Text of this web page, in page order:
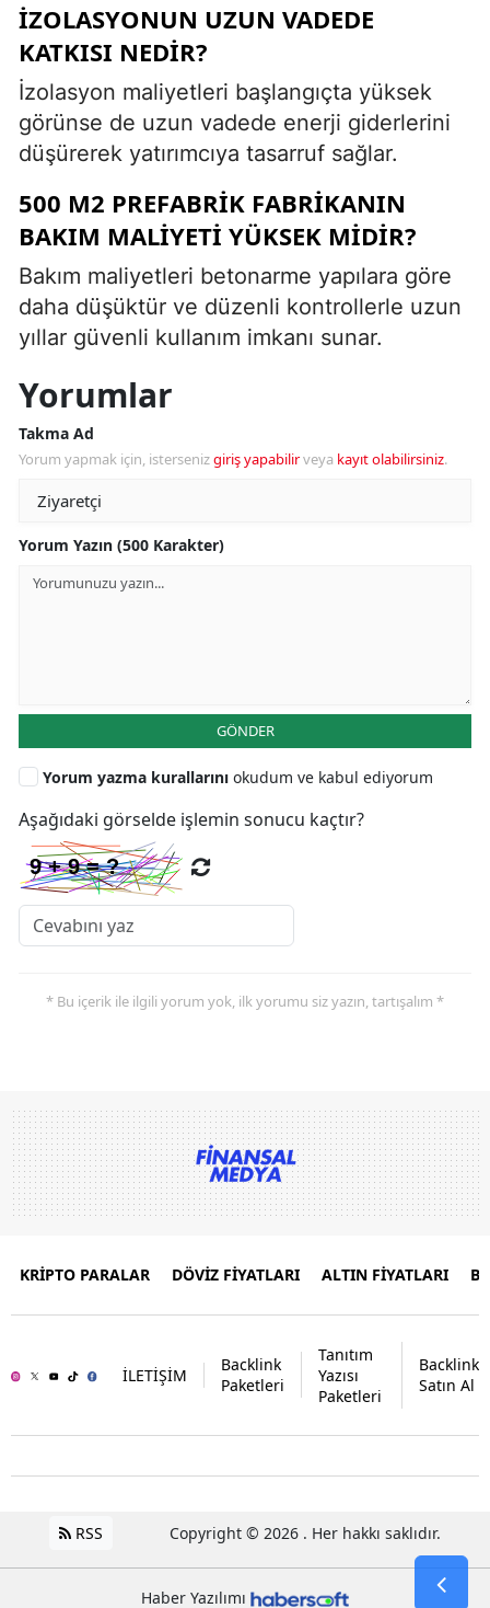
İZOLASYONUN UZUN VADEDE
KATKISI NEDIR?
İzolasyon maliyetleri başlangıçta yüksek
görünse de uzun vadede enerji giderlerini
düşürerek yatırımcıya tasarruf sağlar.
500 M2 PREFABRIK FABRIKANIN
BAKIM MALIYETI YÜKSEK MIDIR?
Bakım maliyetleri betonarme yapılara göre
daha düşüktür ve düzenli kontrollerle uzun
yıllar güvenli kullanım imkanı sunar.
Yorumlar
Takma Ad
Yorum yapmak için, istersenizgiriş yapabilirveya kayıt olabilirsiniz.
Yorum Yazın (500 Karakter)
GÖNDER
Yorum yazma kurallarını okudum ve kabul ediyorum
Aşağıdaki görselde işlemin sonucu kaçtır?
* Bu içerik ile ilgili yorum yok, ilk yorumu siz yazın, tartışalım *
KRİPTO PARALAR DÖVİZ FİYATLARI ALTIN FİYATLARI
İLETİŞİM
Backlink
Paketleri
Tanıtım
Yazısı
Paketleri
Backlink
Satın Al
RSS Copyright © 2026 . Her hakkı saklıdır.
Haber Yazılımı